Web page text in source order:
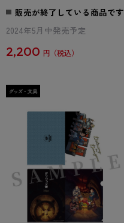
販売が終了している商品です
2024年5月中発売予定
2,200 円